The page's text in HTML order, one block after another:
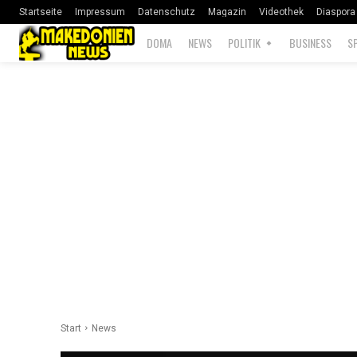
Startseite Impressum Datenschutz Magazin Videothek Diaspora
DOMA NEWS POLITIK BUSINESS
Start News